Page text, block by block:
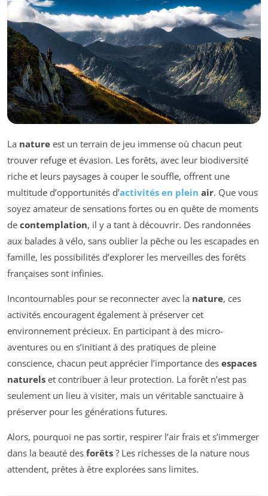
La nature est un terrain de jeu immense où chacun peut
trouver refuge et évasion. Les forêts, avec leur biodiversité
riche et leurs paysages à couper le souffle, offrent une
multitude d’opportunités d’activités en plein air. Que vous
soyez amateur de sensations fortes ou en quête de moments
de contemplation, il y a tant à découvrir. Des randonnées
aux balades à vélo, sans oublier la pêche ou les escapades en
famille, les possibilités d’explorer les merveilles des forêts
françaises sont infinies.
Incontournables pour se reconnecter avec la nature, ces
activités encouragent également à préserver cet
environnement précieux. En participant à des micro-
aventures ou en s’initiant à des pratiques de pleine
conscience, chacun peut apprécier l’importance des espaces
naturels et contribuer à leur protection. La forêt n’est pas
seulement un lieu à visiter, mais un véritable sanctuaire à
préserver pour les générations futures.
Alors, pourquoi ne pas sortir, respirer l’air frais et s’immerger
dans la beauté des forêts ? Les richesses de la nature nous
attendent, prêtes à être explorées sans limites.